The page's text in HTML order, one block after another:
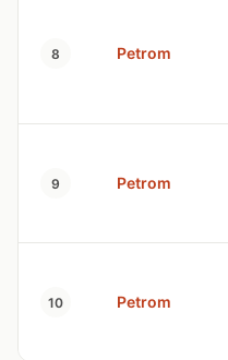
8 Petrom
9 Petrom
10 Petrom